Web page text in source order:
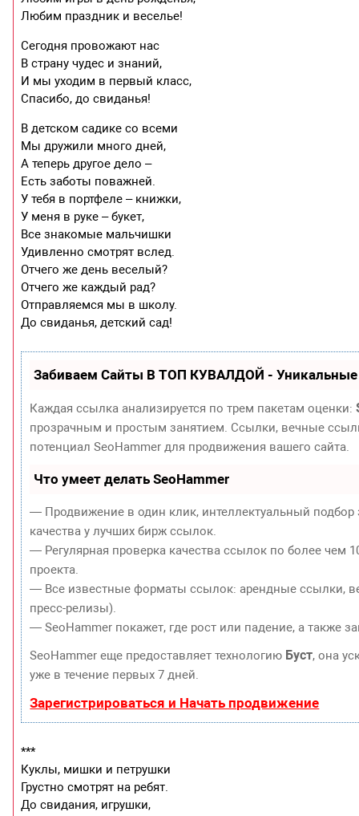
Любим праздник и веселье!
Сегодня провожают нас
В страну чудес и знаний,
И мы уходим в первый класс,
Спасибо, до свиданья!
В детском садике со всеми
Мы дружили много дней,
А теперь другое дело –
Есть заботы поважней.
У тебя в портфеле – книжки,
У меня в руке – букет,
Все знакомые мальчишки
Удивленно смотрят вслед.
Отчего же день веселый?
Отчего же каждый рад?
Отправляемся мы в школу.
До свиданья, детский сад!
Забиваем Сайты В ТОП КУВАЛДОЙ - Уникальные
Каждая ссылка анализируется по трем пакетам оценки:
прозрачным и простым занятием. Ссылки, вечные
потенциал SeoHammer для продвижения вашего сайта.
Что умеет делать SeoHammer
— Продвижение в один клик, интеллектуальный
качества у лучших бирж ссылок.
— Регулярная проверка качества ссылок по более чем
проекта.
— Все известные форматы ссылок: арендные ссылки,
пресс-релизы).
— SeoHammer покажет, где рост или падение, а также
SeoHammer еще предоставляет технологию Буст, она
уже в течение первых 7 дней.
Зарегистрироваться и Начать продвижение
***
Куклы, мишки и петрушки
Грустно смотрят на ребят.
До свидания, игрушки,